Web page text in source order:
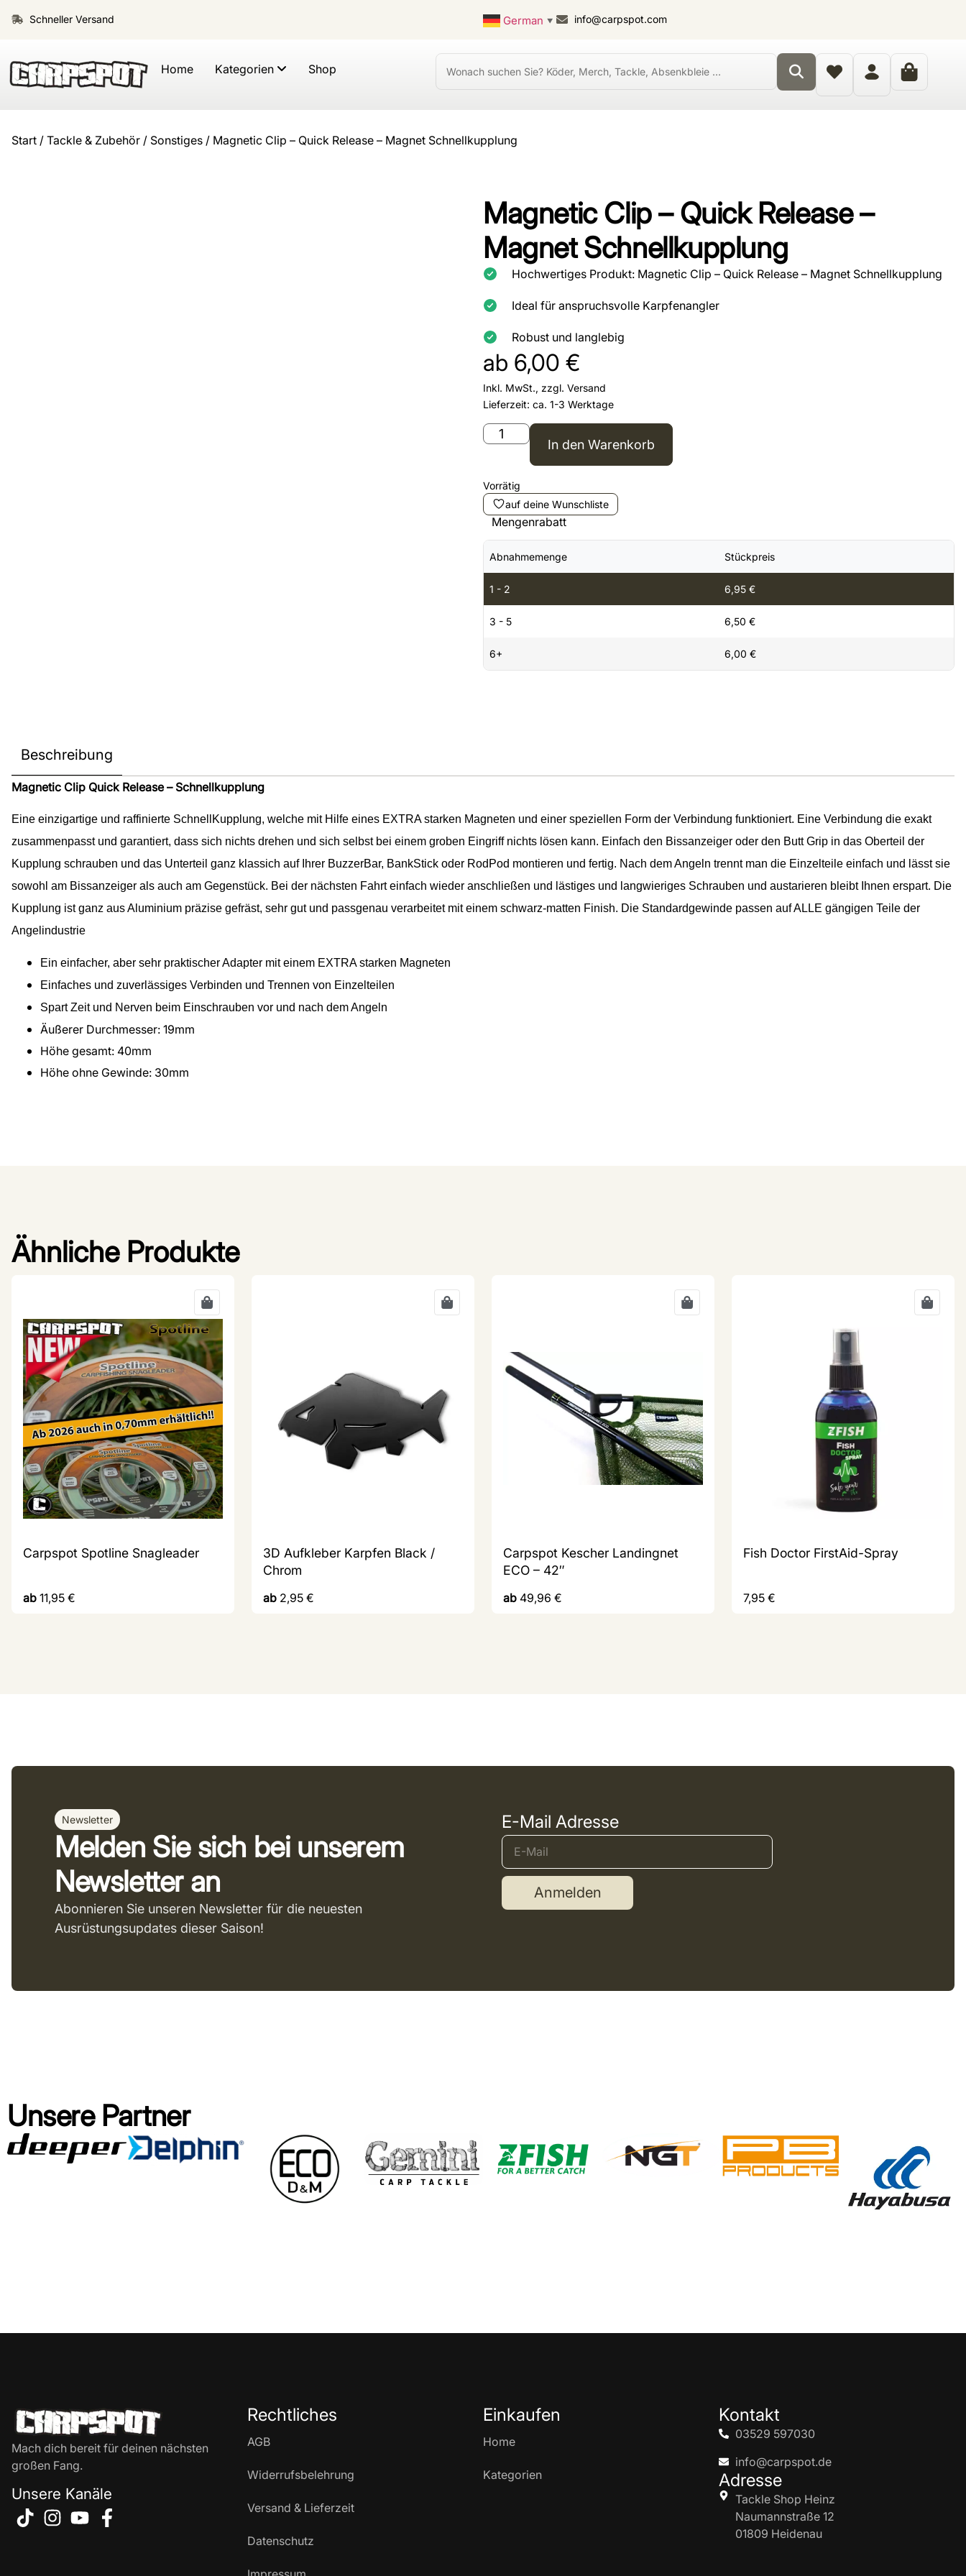
Schneller Versand German ▼ info@carpspot.com
Home Kategorien Shop
Start / Tackle & Zubehör / Sonstiges / Magnetic Clip – Quick Release – Magnet Schnellkupplung
Magnetic Clip – Quick Release –
Magnet Schnellkupplung
Hochwertiges Produkt: Magnetic Clip – Quick Release – Magnet Schnellkupplung
Ideal für anspruchsvolle Karpfenangler
Robust und langlebig
ab 6,00 €
Inkl. MwSt., zzgl. Versand
Lieferzeit: ca. 1-3 Werktage
In den Warenkorb
Vorrätig
auf deine Wunschliste
Mengenrabatt
Abnahmemenge Stückpreis
1 - 2 6,95 €
3 - 5 6,50 €
6+ 6,00 €
Beschreibung
Magnetic Clip Quick Release – Schnellkupplung
Eine einzigartige und raffinierte SchnellKupplung, welche mit Hilfe eines EXTRA starken Magneten und einer speziellen Form der Verbindung funktioniert. Eine Verbindung die exakt
zusammenpasst und garantiert, dass sich nichts drehen und sich selbst bei einem groben Eingriff nichts lösen kann. Einfach den Bissanzeiger oder den Butt Grip in das Oberteil der
Kupplung schrauben und das Unterteil ganz klassich auf Ihrer BuzzerBar, BankStick oder RodPod montieren und fertig. Nach dem Angeln trennt man die Einzelteile einfach und lässt sie
sowohl am Bissanzeiger als auch am Gegenstück. Bei der nächsten Fahrt einfach wieder anschließen und lästiges und langwieriges Schrauben und austarieren bleibt Ihnen erspart. Die
Kupplung ist ganz aus Aluminium präzise gefräst, sehr gut und passgenau verarbeitet mit einem schwarz-matten Finish. Die Standardgewinde passen auf ALLE gängigen Teile der
Angelindustrie
Ein einfacher, aber sehr praktischer Adapter mit einem EXTRA starken Magneten
Einfaches und zuverlässiges Verbinden und Trennen von Einzelteilen
Spart Zeit und Nerven beim Einschrauben vor und nach dem Angeln
Äußerer Durchmesser: 19mm
Höhe gesamt: 40mm
Höhe ohne Gewinde: 30mm
Ähnliche Produkte
Carpspot Spotline Snagleader
ab 11,95 €
3D Aufkleber Karpfen Black /
Chrom
ab 2,95 €
Carpspot Kescher Landingnet
ECO – 42″
ab 49,96 €
Fish Doctor FirstAid-Spray
7,95 €
Newsletter
Melden Sie sich bei unserem
Newsletter an
Abonnieren Sie unseren Newsletter für die neuesten
Ausrüstungsupdates dieser Saison!
E-Mail Adresse
Anmelden
Unsere Partner
Mach dich bereit für deinen nächsten
großen Fang.
Unsere Kanäle
Rechtliches
AGB
Widerrufsbelehrung
Versand & Lieferzeit
Datenschutz
Einkaufen
Home
Kategorien
Kontakt
03529 597030
info@carpspot.de
Adresse
Tackle Shop Heinz
Naumannstraße 12
01809 Heidenau